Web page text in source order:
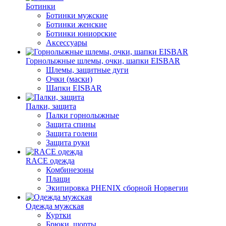
Ботинки
Ботинки мужские
Ботинки женские
Ботинки юниорские
Аксессуары
Горнолыжные шлемы, очки, шапки EISBAR
Шлемы, защитные дуги
Очки (маски)
Шапки EISBAR
Палки, защита
Палки горнолыжные
Защита спины
Защита голени
Защита руки
RACE одежда
Комбинезоны
Плащи
Экипировка PHENIX сборной Норвегии
Одежда мужская
Куртки
Брюки, шорты